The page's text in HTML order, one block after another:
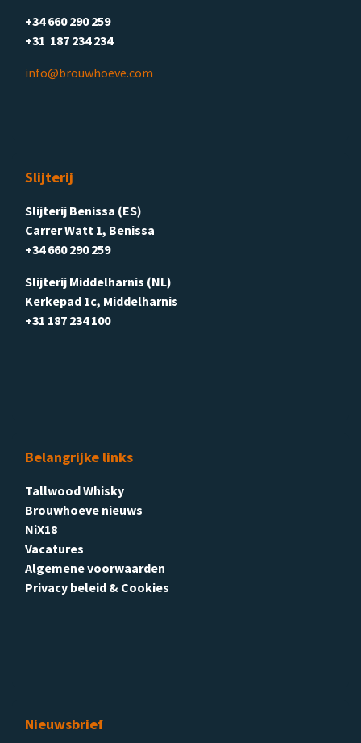
+34 660 290 259
+31 187 234 234
info@brouwhoeve.com
Slijterij
Slijterij Benissa (ES)
Carrer Watt 1, Benissa
+34 660 290 259
Slijterij Middelharnis (NL)
Kerkepad 1c, Middelharnis
+31 187 234 100
Belangrijke links
Tallwood Whisky
Brouwhoeve nieuws
NiX18
Vacatures
Algemene voorwaarden
Privacy beleid & Cookies
Nieuwsbrief